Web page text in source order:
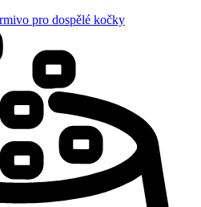
pro dospělé kočky